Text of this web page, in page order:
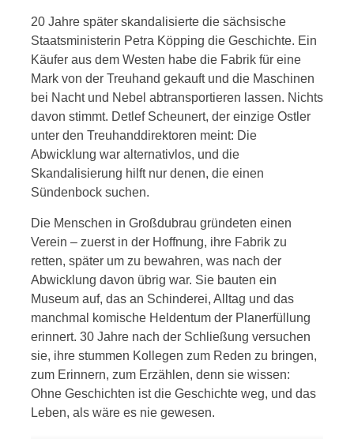
20 Jahre später skandalisierte die sächsische
Staatsministerin Petra Köpping die Geschichte. Ein
Käufer aus dem Westen habe die Fabrik für eine
Mark von der Treuhand gekauft und die Maschinen
bei Nacht und Nebel abtransportieren lassen. Nichts
davon stimmt. Detlef Scheunert, der einzige Ostler
unter den Treuhanddirektoren meint: Die
Abwicklung war alternativlos, und die
Skandalisierung hilft nur denen, die einen
Sündenbock suchen.
Die Menschen in Großdubrau gründeten einen
Verein – zuerst in der Hoffnung, ihre Fabrik zu
retten, später um zu bewahren, was nach der
Abwicklung davon übrig war. Sie bauten ein
Museum auf, das an Schinderei, Alltag und das
manchmal komische Heldentum der Planerfüllung
erinnert. 30 Jahre nach der Schließung versuchen
sie, ihre stummen Kollegen zum Reden zu bringen,
zum Erinnern, zum Erzählen, denn sie wissen:
Ohne Geschichten ist die Geschichte weg, und das
Leben, als wäre es nie gewesen.